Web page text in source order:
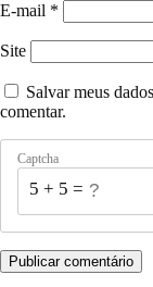
E-mail *
Site
Salvar meus
comentar.
Captcha
5 + 5 = ?